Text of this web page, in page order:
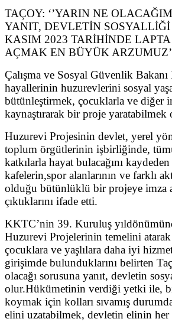
TAÇOY: ‘’YARIN NE
YANIT, DEVLETİN
KASIM 2023 TARİHİNDE
AÇMAK EN BÜYÜK
Çalışma ve Sosyal Güvenlik Bakanı
hayallerinin huzurevlerini sosyal
bütünleştirmek, çocuklarla ve diğer
kaynaştırarak bir proje
Huzurevi Projesinin devlet, yerel
toplum örgütlerinin işbirliğinde,
katkılarla hayat bulacağını
kafelerin,spor alanlarının ve farklı
olduğu bütünlüklü bir projeye imza
çıktıklarını ifade etti.
KKTC’nin 39. Kuruluş
Huzurevi Projelerinin temelini atarak
çocuklara ve yaşlılara daha iyi
girişimde bulunduklarını belirten
olacağı sorusuna yanıt, devletin
olur.Hükümetinin verdiği yetki ile,
koymak için kolları sıvamış
elini uzatabilmek, devletin elinin her